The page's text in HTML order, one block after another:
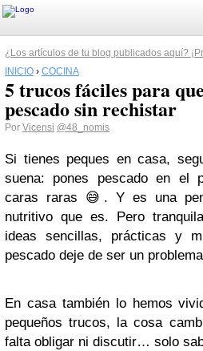
¿Los artículos de tu blog publicados aquí?
INICIO › COCINA
5 trucos fáciles para
pescado sin rechistar
Por Vicensi @48_nomis
Si tienes peques en casa,
suena: pones pescado en el
caras raras 😅 . Y es una
nutritivo que es. Pero
ideas sencillas, prácticas y
pescado deje de ser un
En casa también lo hemos
pequeños trucos, la cosa
falta obligar ni discutir… solo